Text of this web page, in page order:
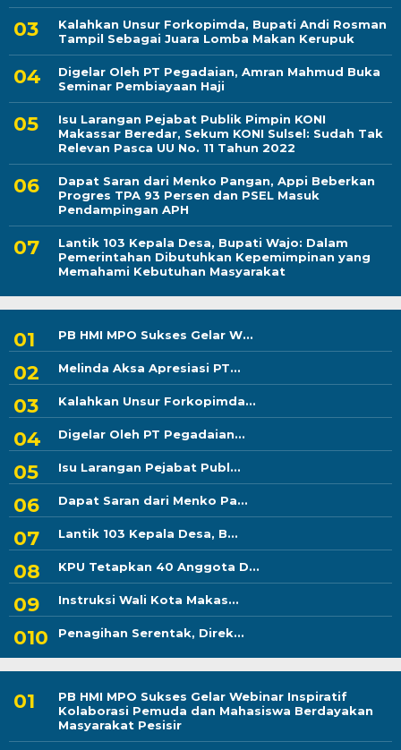
Kalahkan Unsur Forkopimda, Bupati Andi Rosman
Tampil Sebagai Juara Lomba Makan Kerupuk
Digelar Oleh PT Pegadaian, Amran Mahmud Buka
Seminar Pembiayaan Haji
Isu Larangan Pejabat Publik Pimpin KONI
Makassar Beredar, Sekum KONI Sulsel: Sudah Tak
Relevan Pasca UU No. 11 Tahun 2022
Dapat Saran dari Menko Pangan, Appi Beberkan
Progres TPA 93 Persen dan PSEL Masuk
Pendampingan APH
Lantik 103 Kepala Desa, Bupati Wajo: Dalam
Pemerintahan Dibutuhkan Kepemimpinan yang
Memahami Kebutuhan Masyarakat
PB HMI MPO Sukses Gelar W...
Melinda Aksa Apresiasi PT...
Kalahkan Unsur Forkopimda...
Digelar Oleh PT Pegadaian...
Isu Larangan Pejabat Publ...
Dapat Saran dari Menko Pa...
Lantik 103 Kepala Desa, B...
KPU Tetapkan 40 Anggota D...
Instruksi Wali Kota Makas...
Penagihan Serentak, Direk...
PB HMI MPO Sukses Gelar Webinar Inspiratif
Kolaborasi Pemuda dan Mahasiswa Berdayakan
Masyarakat Pesisir